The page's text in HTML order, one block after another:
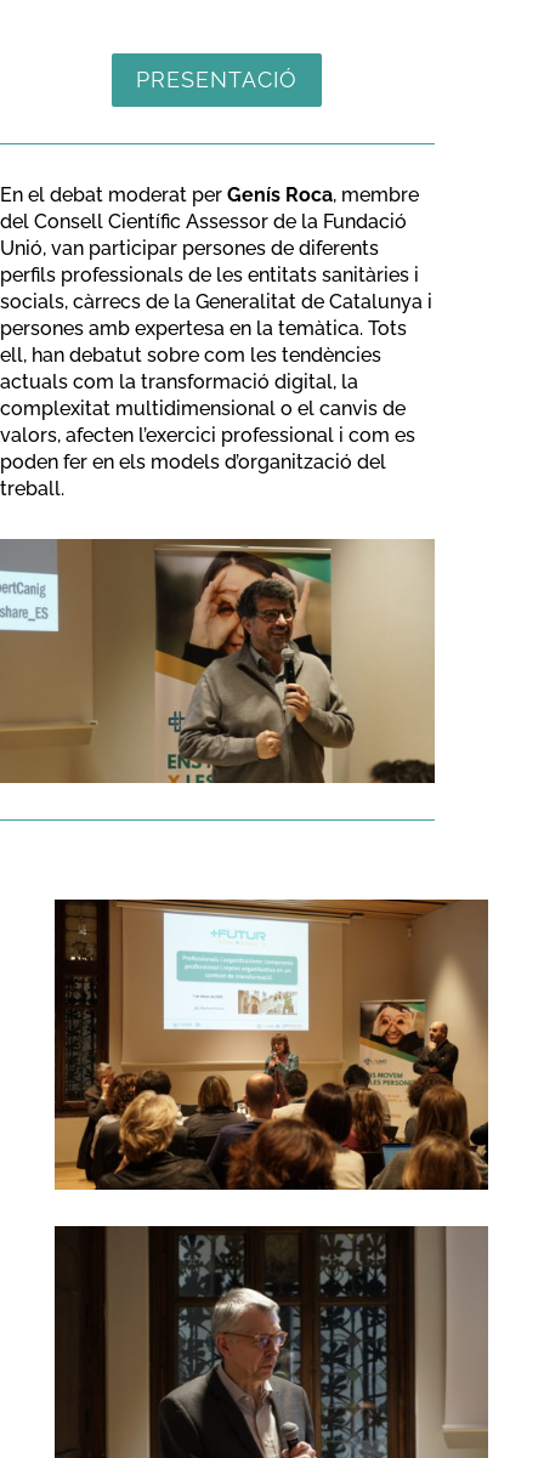
PRESENTACIÓ
En el debat moderat per Genís Roca, membre
del Consell Científic Assessor de la Fundació
Unió, van participar persones de diferents
perfils professionals de les entitats sanitàries i
socials, càrrecs de la Generalitat de Catalunya i
persones amb expertesa en la temàtica. Tots
ell, han debatut sobre com les tendències
actuals com la transformació digital, la
complexitat multidimensional o el canvis de
valors, afecten l’exercici professional i com es
poden fer en els models d’organització del
treball.